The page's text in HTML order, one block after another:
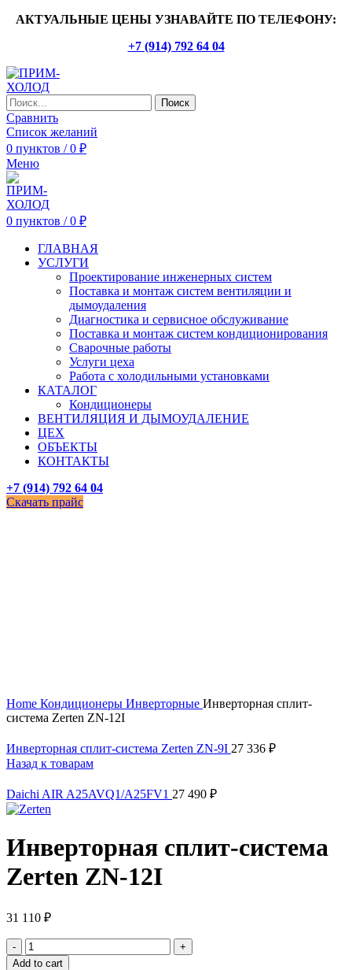
АКТУАЛЬНЫЕ ЦЕНЫ УЗНАВАЙТЕ ПО ТЕЛЕФОНУ:
+7 (914) 792 64 04
Поиск
Сравнить
Список желаний
0 пунктов / 0 ₽
Меню
0 пунктов / 0 ₽
ГЛАВНАЯ
УСЛУГИ
Проектирование инженерных систем
Поставка и монтаж систем вентиляции и
дымоудаления
Диагностика и сервисное обслуживание
Поставка и монтаж систем кондиционирования
Сварочные работы
Услуги цеха
Работа с холодильными установками
КАТАЛОГ
Кондиционеры
ВЕНТИЛЯЦИЯ И ДЫМОУДАЛЕНИЕ
ЦЕХ
ОБЪЕКТЫ
КОНТАКТЫ
+7 (914) 792 64 04
Скачать прайс
Home Кондиционеры Инверторные Инверторная сплит-
система Zerten ZN-12I
Инверторная сплит-система Zerten ZN-9I 27 336 ₽
Назад к товарам
Daichi AIR A25AVQ1/A25FV1 27 490 ₽
Инверторная сплит-система
Zerten ZN-12I
31 110 ₽
Инверторная
сплит-
Add to cart